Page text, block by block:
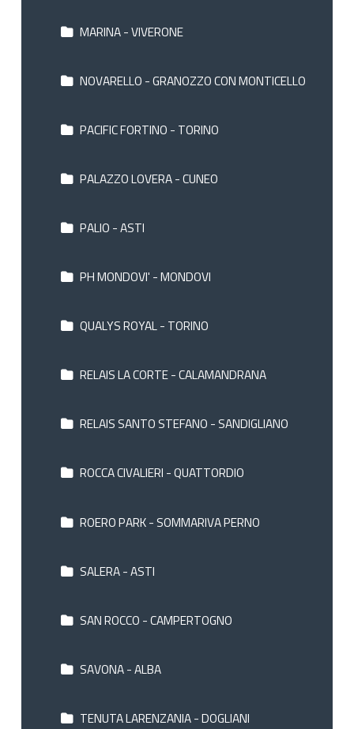
MARINA - VIVERONE
NOVARELLO - GRANOZZO CON MONTICELLO
PACIFIC FORTINO - TORINO
PALAZZO LOVERA - CUNEO
PALIO - ASTI
PH MONDOVI' - MONDOVI
QUALYS ROYAL - TORINO
RELAIS LA CORTE - CALAMANDRANA
RELAIS SANTO STEFANO - SANDIGLIANO
ROCCA CIVALIERI - QUATTORDIO
ROERO PARK - SOMMARIVA PERNO
SALERA - ASTI
SAN ROCCO - CAMPERTOGNO
SAVONA - ALBA
TENUTA LARENZANIA - DOGLIANI